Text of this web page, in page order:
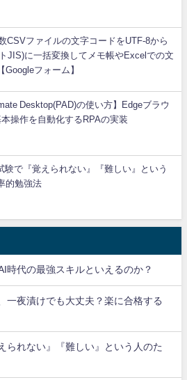
CSVファイルの文字コードをUTF-8から
JIS)に一括変換してメモ帳やExcelでの文
Googleフォーム】
Desktop(PAD)の使い方】Edgeブラウ
操作を自動化するRPAの実装
験で『覚えられない』『難しい』という
的勉強法
時代の最強スキルといえるのか？
一夜漬けでも大丈夫？楽に合格する
られない』『難しい』という人のた